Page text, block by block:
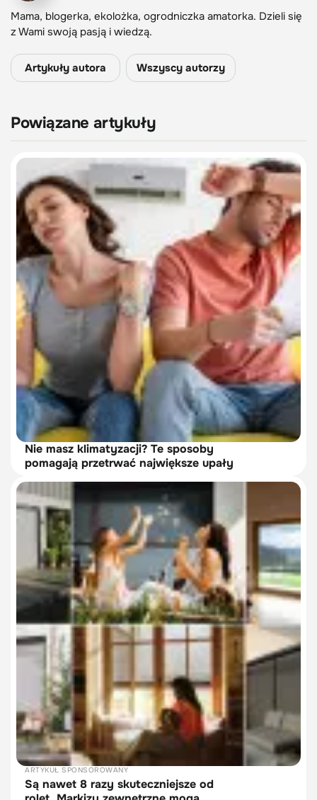
Mama, blogerka, ekolożka, ogrodniczka amatorka. Dzieli się
z Wami swoją pasją i wiedzą.
Artykuły autora Wszyscy autorzy
Powiązane artykuły
Nie masz klimatyzacji? Te sposoby
pomagają przetrwać największe upały
ARTYKUŁ SPONSOROWANY
Są nawet 8 razy skuteczniejsze od